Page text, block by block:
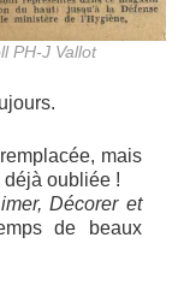
PH-J Vallot
mais
déjà oubliée !
Décorer et
de beaux